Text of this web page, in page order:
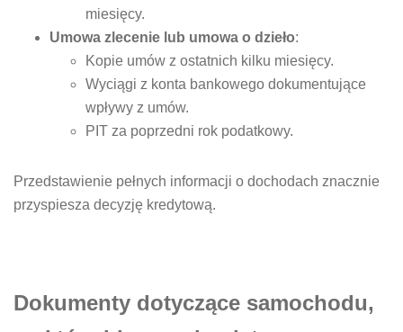
miesięcy.
Umowa zlecenie lub umowa o dzieło:
Kopie umów z ostatnich kilku miesięcy.
Wyciągi z konta bankowego dokumentujące
wpływy z umów.
PIT za poprzedni rok podatkowy.
Przedstawienie pełnych informacji o dochodach znacznie
przyspiesza decyzję kredytową.
Dokumenty dotyczące samochodu,